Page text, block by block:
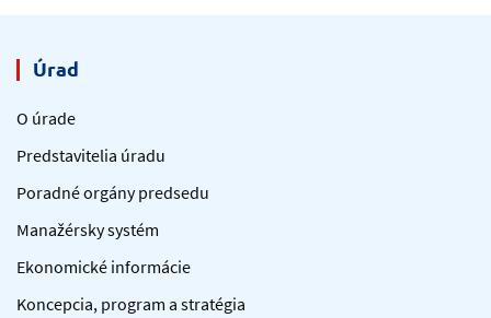
Úrad
O úrade
Predstavitelia úradu
Poradné orgány predsedu
Manažérsky systém
Ekonomické informácie
Koncepcia, program a stratégia